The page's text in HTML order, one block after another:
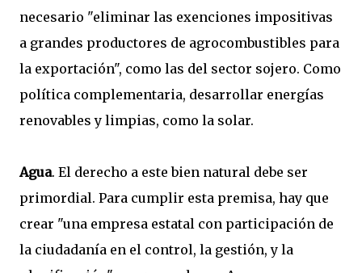
necesario "eliminar las exenciones impositivas
a grandes productores de agrocombustibles para
la exportación", como las del sector sojero. Como
política complementaria, desarrollar energías
renovables y limpias, como la solar.
Agua. El derecho a este bien natural debe ser
primordial. Para cumplir esta premisa, hay que
crear "una empresa estatal con participación de
la ciudadanía en el control, la gestión, y la